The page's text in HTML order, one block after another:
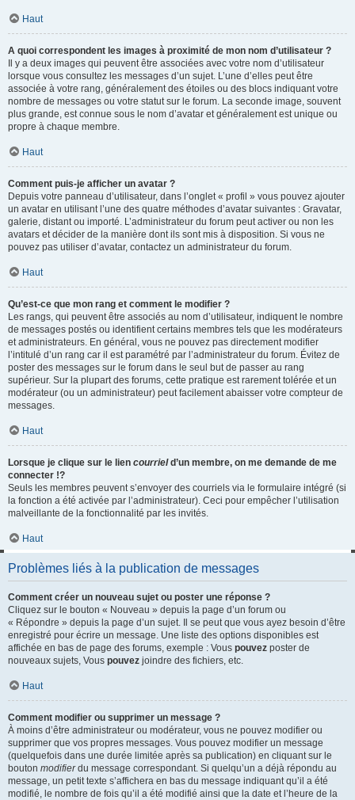
Haut
A quoi correspondent les images à proximité de mon nom d’utilisateur ?
Il y a deux images qui peuvent être associées avec votre nom d’utilisateur
lorsque vous consultez les messages d’un sujet. L’une d’elles peut être
associée à votre rang, généralement des étoiles ou des blocs indiquant votre
nombre de messages ou votre statut sur le forum. La seconde image, souvent
plus grande, est connue sous le nom d’avatar et généralement est unique ou
propre à chaque membre.
Haut
Comment puis-je afficher un avatar ?
Depuis votre panneau d’utilisateur, dans l’onglet « profil » vous pouvez ajouter
un avatar en utilisant l’une des quatre méthodes d’avatar suivantes : Gravatar,
galerie, distant ou importé. L’administrateur du forum peut activer ou non les
avatars et décider de la manière dont ils sont mis à disposition. Si vous ne
pouvez pas utiliser d’avatar, contactez un administrateur du forum.
Haut
Qu’est-ce que mon rang et comment le modifier ?
Les rangs, qui peuvent être associés au nom d’utilisateur, indiquent le nombre
de messages postés ou identifient certains membres tels que les modérateurs
et administrateurs. En général, vous ne pouvez pas directement modifier
l’intitulé d’un rang car il est paramétré par l’administrateur du forum. Évitez de
poster des messages sur le forum dans le seul but de passer au rang
supérieur. Sur la plupart des forums, cette pratique est rarement tolérée et un
modérateur (ou un administrateur) peut facilement abaisser votre compteur de
messages.
Haut
Lorsque je clique sur le lien courrield’un membre, on me demande de me
connecter !?
Seuls les membres peuvent s’envoyer des courriels via le formulaire intégré (si
la fonction a été activée par l’administrateur). Ceci pour empêcher l’utilisation
malveillante de la fonctionnalité par les invités.
Haut
Problèmes liés à la publication de messages
Comment créer un nouveau sujet ou poster une réponse ?
Cliquez sur le bouton « Nouveau » depuis la page d’un forum ou
« Répondre » depuis la page d’un sujet. Il se peut que vous ayez besoin d’être
enregistré pour écrire un message. Une liste des options disponibles est
affichée en bas de page des forums, exemple : Vous pouvez poster de
nouveaux sujets, Vous pouvez joindre des fichiers, etc.
Haut
Comment modifier ou supprimer un message ?
À moins d’être administrateur ou modérateur, vous ne pouvez modifier ou
supprimer que vos propres messages. Vous pouvez modifier un message
(quelquefois dans une durée limitée après sa publication) en cliquant sur le
bouton modifierdu message correspondant. Si quelqu’un a déjà répondu au
message, un petit texte s’affichera en bas du message indiquant qu’il a été
modifié, le nombre de fois qu’il a été modifié ainsi que la date et l’heure de la